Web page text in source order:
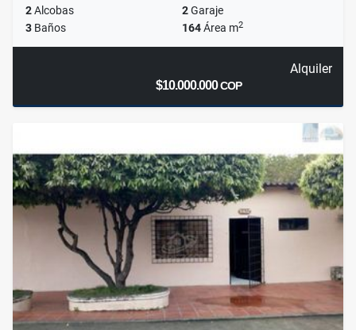
2Alcobas 2Garaje
3 Baños 164Área m2
Alquiler
$10.000.000COP